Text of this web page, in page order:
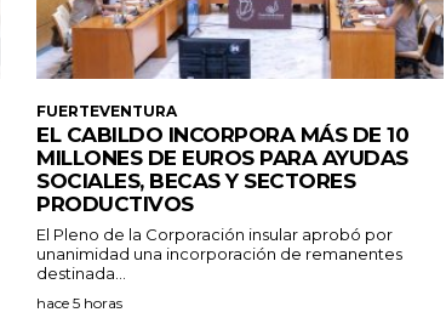
FUERTEVENTURA
EL CABILDO INCORPORA MÁS DE 10
MILLONES DE EUROS PARA AYUDAS
SOCIALES, BECAS Y SECTORES
PRODUCTIVOS
El Pleno de la Corporación insular aprobó por
unanimidad una incorporación de remanentes
destinada...
hace 5 horas